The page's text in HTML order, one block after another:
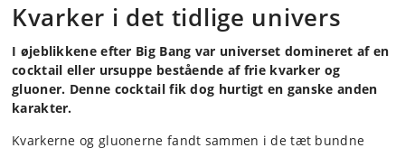
Kvarker i det tidlige univers
I øjeblikkene efter Big Bang var universet domineret af en
cocktail eller ursuppe bestående af frie kvarker og
gluoner. Denne cocktail fik dog hurtigt en ganske anden
karakter.
Kvarkerne og gluonerne fandt sammen i de tæt bundne